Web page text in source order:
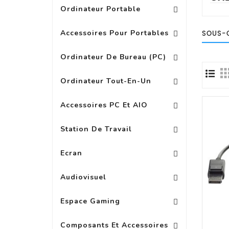
Ordinateur Portable
Accessoires Pour Portables
Ordinateur De Bureau (PC)
Ordinateur Tout-En-Un
Accessoires PC Et AIO
Station De Travail
Ecran
Audiovisuel
Espace Gaming
Composants Et Accessoires
SOUS-